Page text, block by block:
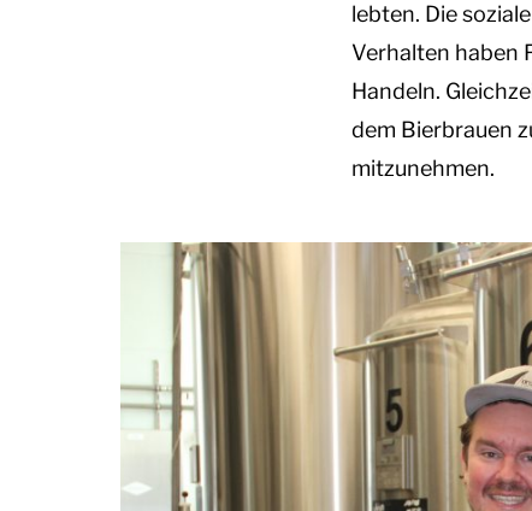
lebten. Die
Verhalten haben
Handeln.
dem Bierbrauen
mitzunehmen.